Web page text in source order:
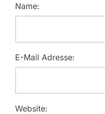
Name:
E-Mail Adresse:
Website: